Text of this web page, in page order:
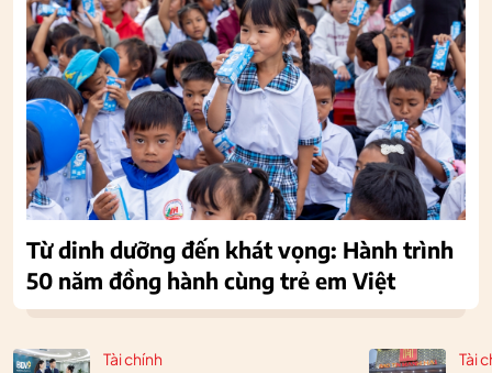
Tài chính Tài
Từ dinh dưỡng đến khát vọng: Hành trình
50 năm đồng hành cùng trẻ em Việt